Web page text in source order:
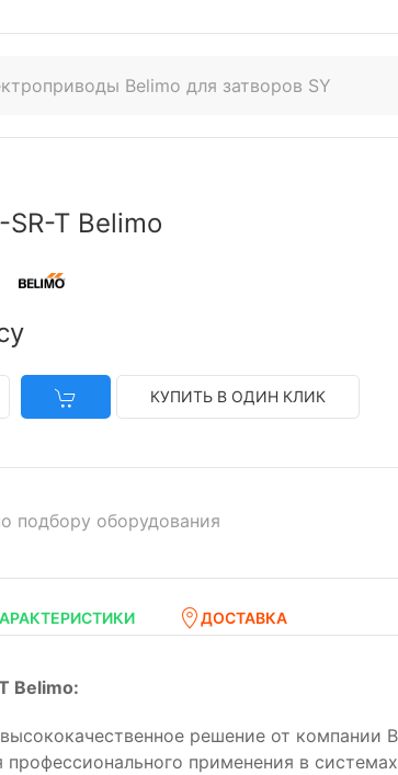
Belimo для затворов SY
T Belimo
КУПИТЬ В ОДИН КЛИК
подбору оборудования
ДОСТАВКА
Belimo:
решение от компании
профессионального применения в